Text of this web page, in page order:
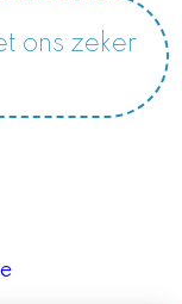
ons zeker